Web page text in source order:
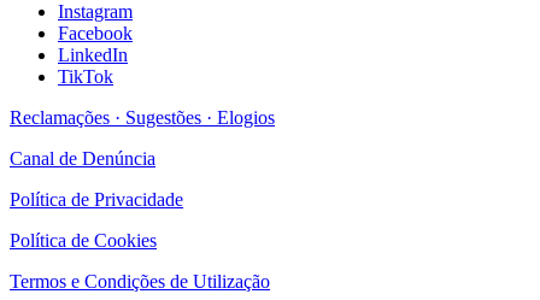
Instagram
Facebook
LinkedIn
TikTok
Reclamações · Sugestões · Elogios
Canal de Denúncia
Política de Privacidade
Política de Cookies
Termos e Condições de Utilização